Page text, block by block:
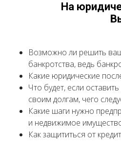
На
Возможно ли решить
банкротства, ведь
Какие юридические
Что будет, если
своим долгам, чего
Какие шаги нужно
и недвижимое
Как защититься от